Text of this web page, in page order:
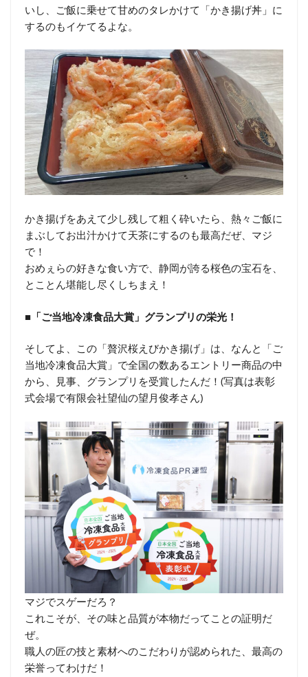
いし、ご飯に乗せて甘めのタレかけて「かき揚げ丼」に
するのもイケてるよな。
かき揚げをあえて少し残して粗く砕いたら、熱々ご飯に
まぶしてお出汁かけて天茶にするのも最高だぜ、マジ
で！
おめぇらの好きな食い方で、静岡が誇る桜色の宝石を、
とことん堪能し尽くしちまえ！
■「ご当地冷凍食品大賞」グランプリの栄光！
そしてよ、この「贅沢桜えびかき揚げ」は、なんと「ご
当地冷凍食品大賞」で全国の数あるエントリー商品の中
から、見事、グランプリを受賞したんだ！(写真は表彰
式会場で有限会社望仙の望月俊孝さん)
マジでスゲーだろ？
これこそが、その味と品質が本物だってことの証明だ
ぜ。
職人の匠の技と素材へのこだわりが認められた、最高の
栄誉ってわけだ！